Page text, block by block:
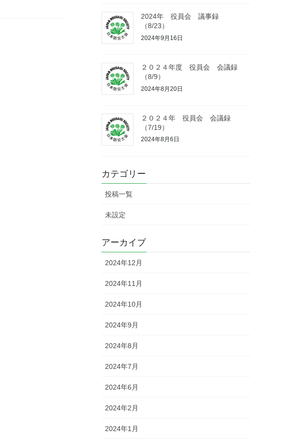
2024年 役員会 議事録
（8/23）
2024年9月16日
２０２４年度 役員会 会議録
（8/9）
2024年8月20日
２０２４年 役員会 会議録
（7/19）
2024年8月6日
カテゴリー
投稿一覧
未設定
アーカイブ
2024年12月
2024年11月
2024年10月
2024年9月
2024年8月
2024年7月
2024年6月
2024年2月
2024年1月